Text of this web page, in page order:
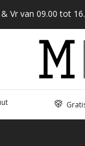
Vr van 09.00 tot